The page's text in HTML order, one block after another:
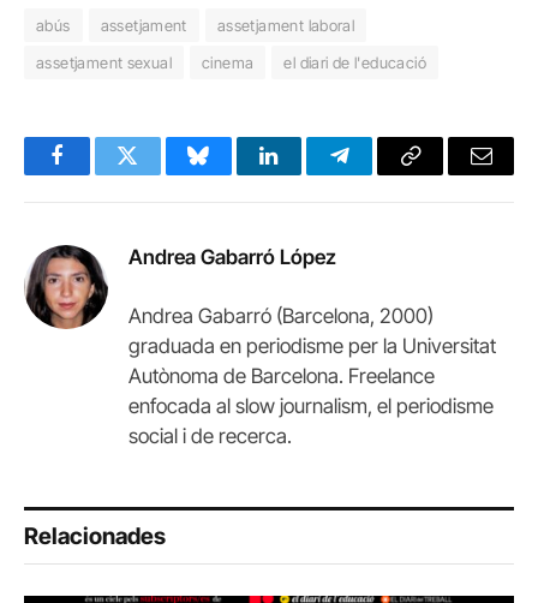
abús assetjament
assetjament laboral
assetjament sexual
cinema el diari de l'educació
FacebookTwitter BlueskyLinkedInTelegramCopy
Email
Andrea Gabarró López
Andrea Gabarró (Barcelona, 2000)
graduada en periodisme per la Universitat
Autònoma de Barcelona. Freelance
enfocada al slow journalism, el periodisme
social i de recerca.
Relacionades